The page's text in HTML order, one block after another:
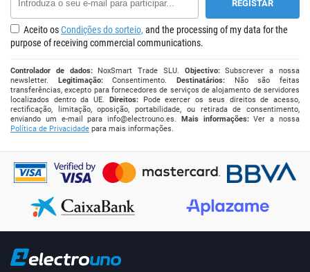
Aceito osCondições do sorteio, and the processing of my data for the
purpose of receiving commercial communications.
Controlador de dados:NoxSmart Trade SLU. Objectivo:Subscrever a nossa
newsletter. Legitimação:Consentimento.Destinatários: Não são feitas
transferências, excepto para fornecedores de serviços de alojamento de servidores
localizados dentro da UE. Direitos:Pode exercer os seus direitos de acesso,
rectificação, limitação, oposição, portabilidade, ou retirada de consentimento,
enviando um e-mail parainfo@electrouno.es. Mais informações:Ver a nossa
Política de Privacidade para mais informações.